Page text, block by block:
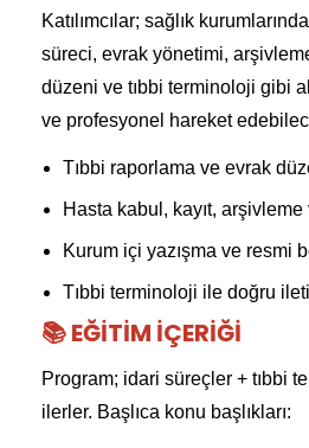
Katılımcılar; sağlık
süreci, evrak yönetimi,
düzeni ve tıbbi terminoloji gibi
ve profesyonel hareket
Tıbbi raporlama ve evrak
Hasta kabul, kayıt,
Kurum içi yazışma ve resmi
Tıbbi terminoloji ile doğru
📚 EĞITIM İÇERIĞI
Program; idari süreçler + tıbbi
ilerler. Başlıca konu başlıkları: